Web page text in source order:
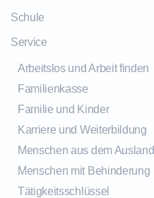
Schule
Service
Arbeitslos und Arbeit finden
Familienkasse
Familie und Kinder
Karriere und Weiterbildung
Menschen aus dem Ausland
Menschen mit Behinderung
Tätigkeitsschlüssel